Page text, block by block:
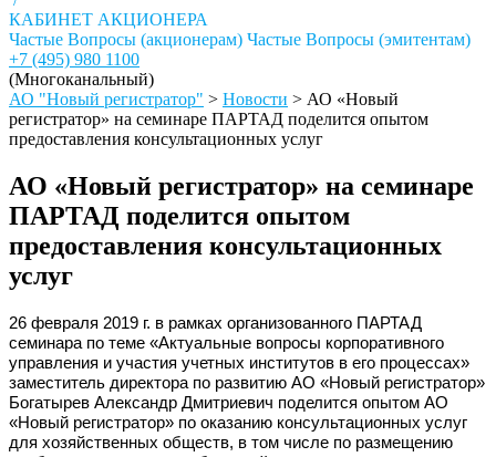
КАБИНЕТ АКЦИОНЕРА
Частые Вопросы (акционерам) Частые Вопросы (эмитентам)
+7 (495) 980 1100
(Многоканальный)
АО "Новый регистратор" > Новости > АО «Новый
регистратор» на семинаре ПАРТАД поделится опытом
предоставления консультационных услуг
АО «Новый регистратор» на семинаре
ПАРТАД поделится опытом
предоставления консультационных
услуг
26 февраля 2019 г. в рамках организованного ПАРТАД
семинара по теме «Актуальные вопросы корпоративного
управления и участия учетных институтов в его процессах»
заместитель директора по развитию АО «Новый регистратор»
Богатырев Александр Дмитриевич поделится опытом АО
«Новый регистратор» по оказанию консультационных услуг
для хозяйственных обществ, в том числе по размещению